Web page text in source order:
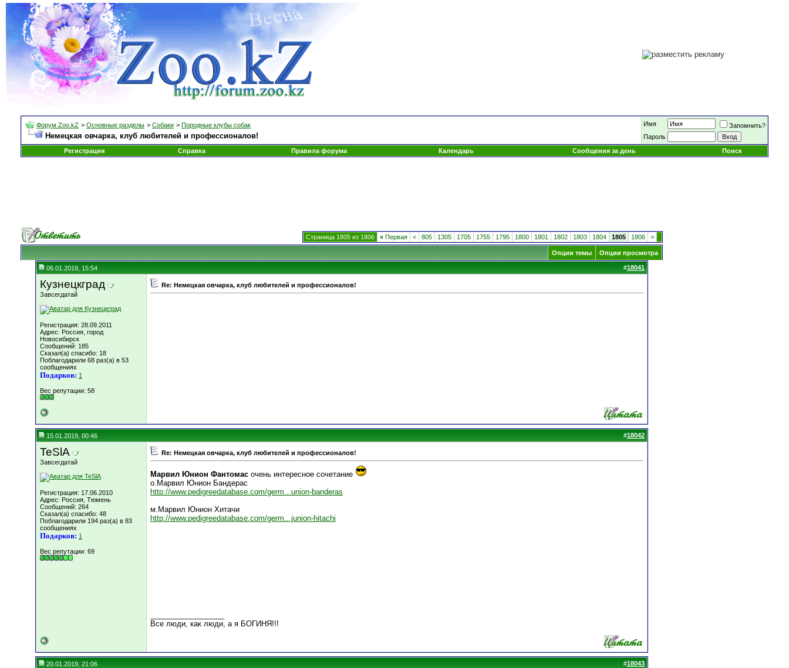
Форум Zoo.kZ > Основные разделы > Собаки > Породные клубы собак
Немецкая овчарка, клуб любителей и профессионалов!
Имя
Запомнить?
Пароль
Регистрация
Справка Правила форума Календарь Сообщения за день Поиск
Страница 1805 из 1806 « Первая < 805 1305 1705 1755 1795 1800 1801 1802 1803 1804 1805 1806 >
Опции темы Опции просмотра
06.01.2019, 15:54 #18041
Кузнецкград
Завсегдатай
Регистрация: 28.09.2011
Адрес: Россия, город
Новосибирск
Сообщений: 185
Сказал(а) спасибо: 18
Поблагодарили 68 раз(а) в 53
сообщениях
Подарков: 1
Вес репутации: 58
Re: Немецкая овчарка, клуб любителей и профессионалов!
15.01.2019, 00:46 #18042
TeSlA
Завсегдатай
Регистрация: 17.06.2010
Адрес: Россия, Тюмень
Сообщений: 264
Сказал(а) спасибо: 48
Поблагодарили 194 раз(а) в 83
сообщениях
Подарков: 1
Вес репутации: 69
Re: Немецкая овчарка, клуб любителей и профессионалов!
Марвил Юнион Фантомас очень интересное сочетание
о.Марвил Юнион Бандерас
http://www.pedigreedatabase.com/germ...union-banderas
м.Марвил Юнион Хитачи
http://www.pedigreedatabase.com/germ...junion-hitachi
Все люди, как люди, а я БОГИНЯ!!!
20.01.2019, 21:06 #18043